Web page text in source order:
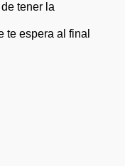
tener la
te espera al final